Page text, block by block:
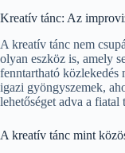
Kreatív tánc: Az
A kreatív tánc nem
olyan eszköz is, amely
fenntartható közlekedés
igazi gyöngyszemek,
lehetőséget adva a
A kreatív tánc mint